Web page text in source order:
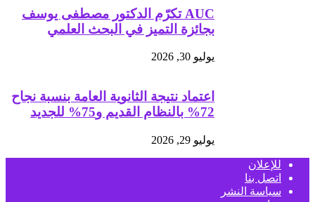
AUC تكرّم الدكتور مصطفى يوسف
بجائزة التميز في البحث العلمي
يوليو 30, 2026
اعتماد نتيجة الثانوية العامة بنسبة نجاح
72% بالنظام القديم و75% للجديد
يوليو 29, 2026
للإعلان
اتصل بنا
سياسة النشر